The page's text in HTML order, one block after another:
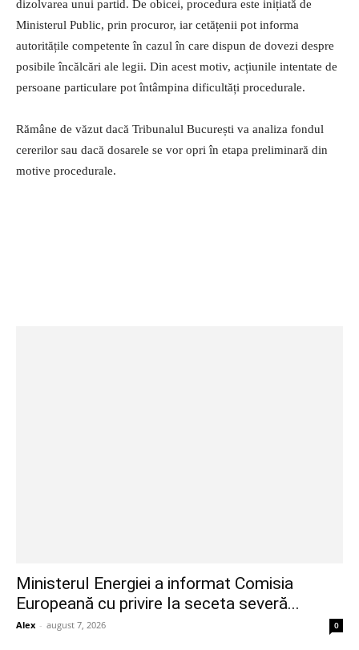
dizolvarea unui partid. De obicei, procedura este inițiată de
Ministerul Public, prin procuror, iar cetățenii pot informa
autoritățile competente în cazul în care dispun de dovezi despre
posibile încălcări ale legii. Din acest motiv, acțiunile intentate de
persoane particulare pot întâmpina dificultăți procedurale.
Rămâne de văzut dacă Tribunalul București va analiza fondul
cererilor sau dacă dosarele se vor opri în etapa preliminară din
motive procedurale.
Ministerul Energiei a informat Comisia
Europeană cu privire la seceta severă...
Alex - august 7, 2026 0